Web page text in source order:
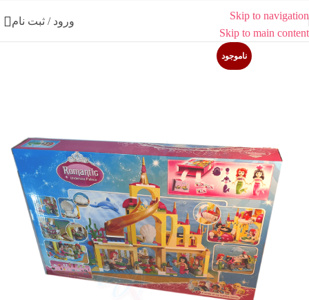
Skip to navigation
Skip to main content
ورود / ثبت نام
ناموجود